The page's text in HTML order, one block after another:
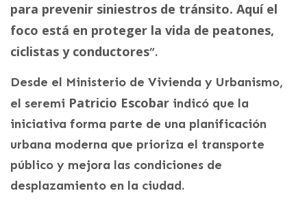
para prevenir siniestros de tránsito. Aquí el
foco está en proteger la vida de peatones,
ciclistas y conductores”.
Desde el Ministerio de Vivienda y Urbanismo,
el seremi Patricio Escobar indicó que la
iniciativa forma parte de una planificación
urbana moderna que prioriza el transporte
público y mejora las condiciones de
desplazamiento en la ciudad.